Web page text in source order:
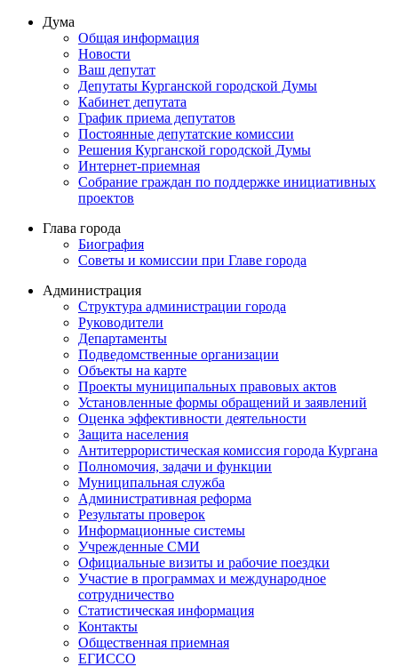
Дума
Общая информация
Новости
Ваш депутат
Депутаты Курганской городской Думы
Кабинет депутата
График приема депутатов
Постоянные депутатские комиссии
Решения Курганской городской Думы
Интернет-приемная
Собрание граждан по поддержке инициативных
проектов
Глава города
Биография
Советы и комиссии при Главе города
Администрация
Структура администрации города
Руководители
Департаменты
Подведомственные организации
Объекты на карте
Проекты муниципальных правовых актов
Установленные формы обращений и заявлений
Оценка эффективности деятельности
Защита населения
Антитеррористическая комиссия города Кургана
Полномочия, задачи и функции
Муниципальная служба
Административная реформа
Результаты проверок
Информационные системы
Учрежденные СМИ
Официальные визиты и рабочие поездки
Участие в программах и международное
сотрудничество
Статистическая информация
Контакты
Общественная приемная
ЕГИССО